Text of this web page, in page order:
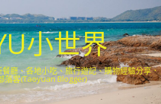
小世界
廳、各地小吃、旅行遊記、購物經驗分享．
落客(Taoyuan Blogger)